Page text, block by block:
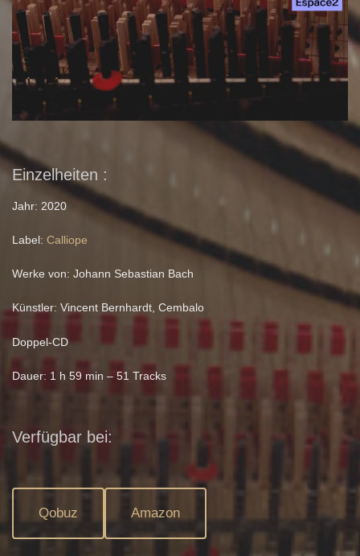
Einzelheiten :
Jahr: 2020
Label: Calliope
Werke von: Johann Sebastian Bach
Künstler: Vincent Bernhardt, Cembalo
Doppel-CD
Dauer: 1 h 59 min – 51 Tracks
Verfügbar bei:
Qobuz Amazon